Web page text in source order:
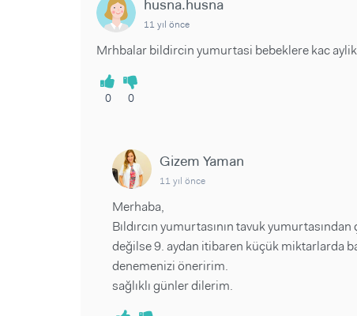
husna.husna
11 yıl önce
Mrhbalar bildircin yumurtasi bebeklere kac
0 0
Gizem Yaman
11 yıl önce
Merhaba,
Bıldırcın yumurtasının tavuk
değilse 9. aydan itibaren küçük miktarlarda
denemenizi öneririm.
sağlıklı günler dilerim.